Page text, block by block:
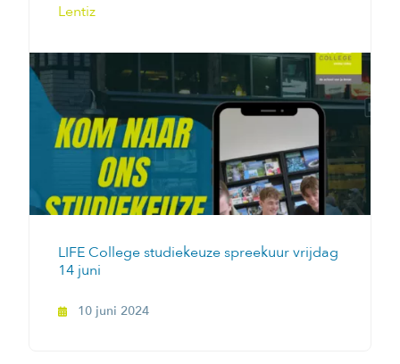
Lentiz
LIFE College studiekeuze spreekuur vrijdag
14 juni
10 juni 2024